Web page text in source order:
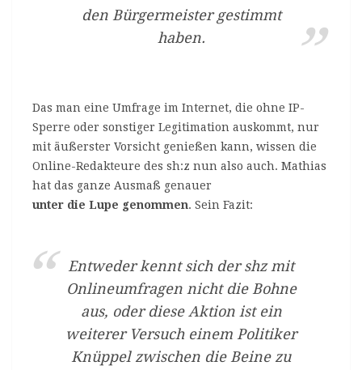
den Bürgermeister gestimmt
haben.
Das man eine Umfrage im Internet, die ohne IP-
Sperre oder sonstiger Legitimation auskommt, nur
mit äußerster Vorsicht genießen kann, wissen die
Online-Redakteure des sh:z nun also auch. Mathias
hat das ganze Ausmaß genauer
unter die Lupe genommen. Sein Fazit:
Entweder kennt sich der shz mit
Onlineumfragen nicht die Bohne
aus, oder diese Aktion ist ein
weiterer Versuch einem Politiker
Knüppel zwischen die Beine zu